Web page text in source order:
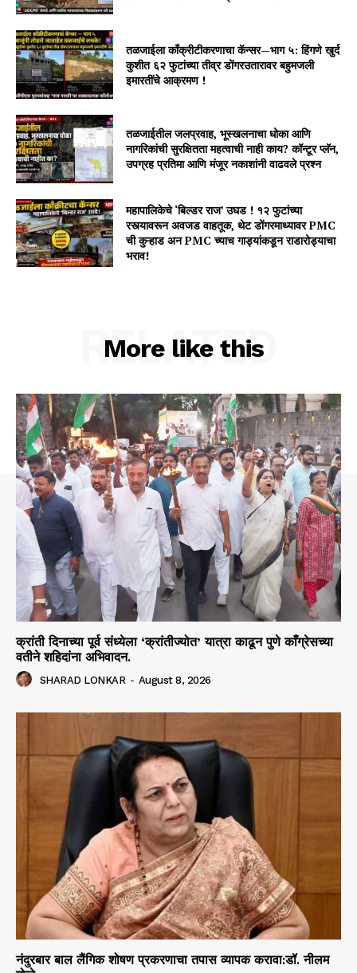
तळजाईला काँक्रीटीकरणाचा कॅन्सर—भाग ५: हिंगणे खुर्द
कुशीत ६२ फुटांच्या तीव्र डोंगरउतारावर बहुमजली
इमारतींचे आक्रमण !
तळजाईतील जलप्रवाह, भूस्खलनाचा धोका आणि
नागरिकांची सुरक्षितता महत्वाची नाही काय? कॉन्टूर प्लॅन,
उपग्रह प्रतिमा आणि मंजूर नकाशांनी वाढवले प्रश्न
महापालिकेचे ‘बिल्डर राज’ उघड ! १२ फुटांच्या
रस्त्यावरून अवजड वाहतूक, थेट डोंगरमाथ्यावर PMC
ची कुऱ्हाड अन PMC च्याच गाड्यांकडून राडारोड्याचा
भराव!
More like this
RELATED
क्रांती दिनाच्या पूर्व संध्येला ‘क्रांतीज्योत’ यात्रा काढून पुणे काँग्रेसच्या
वतीने शहिदांना अभिवादन.
SHARAD LONKAR - August 8, 2026
नंदुरबार बाल लैंगिक शोषण प्रकरणाचा तपास व्यापक करावा:डॉ. नीलम